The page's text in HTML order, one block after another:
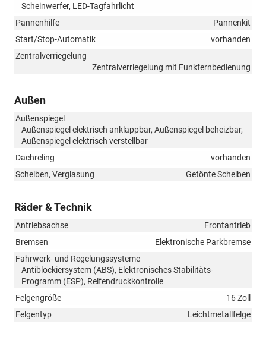
Scheinwerfer, LED-Tagfahrlicht
Pannenhilfe
Pannenkit
Start/Stop-Automatik
vorhanden
Zentralverriegelung
Zentralverriegelung mit Funkfernbedienung
Außen
Außenspiegel
Außenspiegel elektrisch anklappbar, Außenspiegel beheizbar,
Außenspiegel elektrisch verstellbar
Dachreling
vorhanden
Scheiben, Verglasung
Getönte Scheiben
Räder & Technik
Antriebsachse
Frontantrieb
Bremsen
Elektronische Parkbremse
Fahrwerk- und Regelungssysteme
Antiblockiersystem (ABS), Elektronisches Stabilitäts-
Programm (ESP), Reifendruckkontrolle
Felgengröße
16 Zoll
Felgentyp
Leichtmetallfelge